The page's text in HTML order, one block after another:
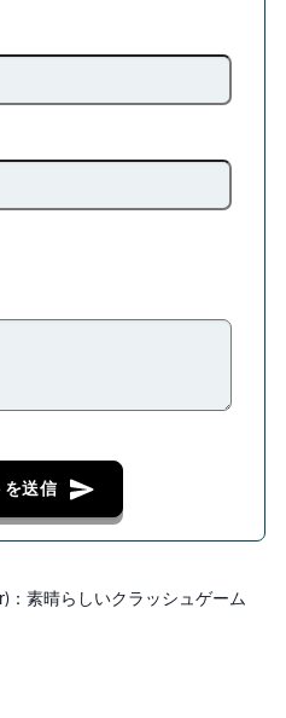
を送信
：素晴らしいクラッシュゲーム